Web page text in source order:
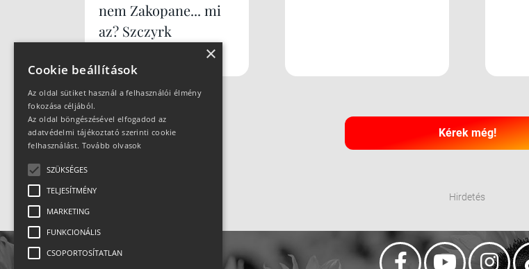
nem Zakopane... mi
az? Szczyrk
Kérek még!
Hirdetés
×
Cookie beállítások
Az oldal sütiket használ a felhasználói élmény
fokozása céljából.
Az oldal böngészésével elfogadod az
adatvédelmi tájékoztató szerinti cookie
felhasználást. Tovább olvasok
SZÜKSÉGES
TELJESÍTMÉNY
MARKETING
FUNKCIONÁLIS
CSOPORTOSÍTATLAN